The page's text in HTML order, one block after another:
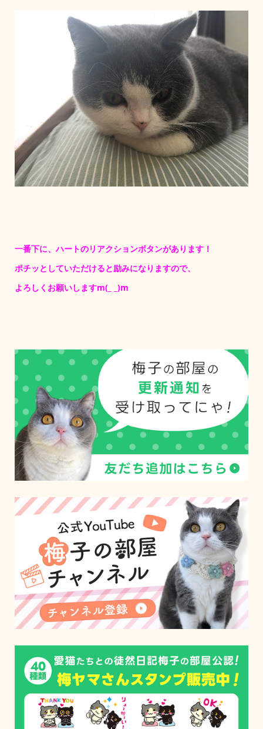
一番下に、ハートのリアクションボタンがあります！
ポチッとしていただけると励みになりますので、
よろしくお願いしますm(_ _)m